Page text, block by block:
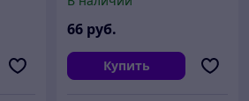
66 руб.
Купить